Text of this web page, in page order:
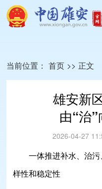
当前位置： 首页 >> 正文
雄安新
由“治
2026-04-27
一体推进补水、治
样性和稳定性